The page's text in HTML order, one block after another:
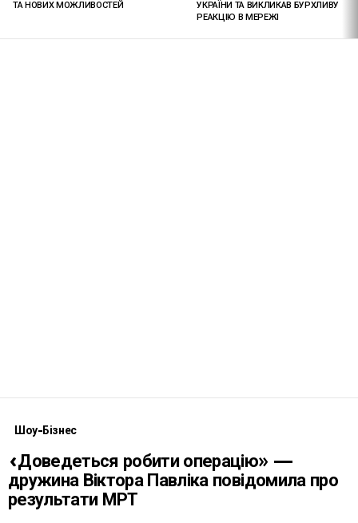
ТА НОВИХ МОЖЛИВОСТЕЙ
УКРАЇНИ ТА ВИКЛИКАВ БУРХЛИВУ
РЕАКЦІЮ В МЕРЕЖІ
Шоу-Бізнес
«Доведеться робити операцію» —
дружина Віктора Павліка повідомила про
результати МРТ